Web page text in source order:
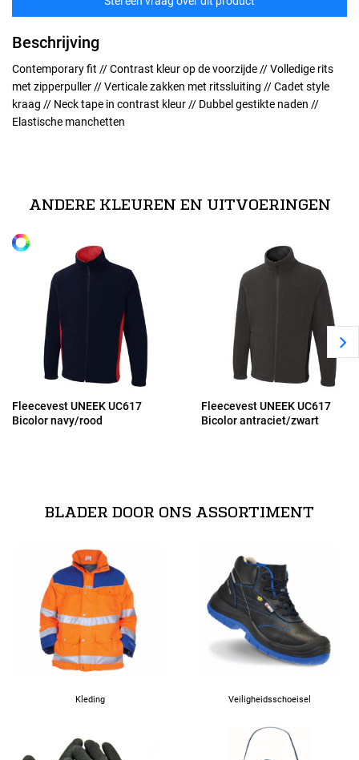
Beschrijving
Contemporary fit // Contrast kleur op de voorzijde // Volledige rits
met zipperpuller // Verticale zakken met ritssluiting // Cadet style
kraag // Neck tape in contrast kleur // Dubbel gestikte naden //
Elastische manchetten
2XL
ANDERE KLEUREN EN UITVOERINGEN
Fleecevest UNEEK UC617
Bicolor navy/rood
Fleecevest UNEEK UC617
Bicolor antraciet/zwart
BLADER DOOR ONS ASSORTIMENT
Kleding Veiligheidsschoeisel